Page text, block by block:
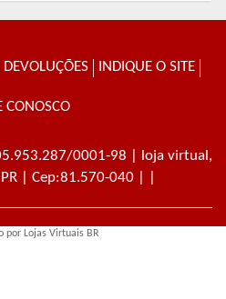
DEVOLUÇÕES INDIQUE O SITE
CONOSCO
0001-98 | loja virtual,
| Cep:81.570-040 | |
por Lojas Virtuais BR